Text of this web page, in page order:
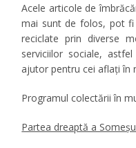
Acele articole de
mai sunt de folos, pot
reciclate prin diverse
serviciilor sociale,
ajutor pentru cei aflaţi în
Programul colectării în
Partea dreaptă a